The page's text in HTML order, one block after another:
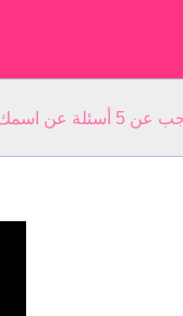
الأول: اسمك هو: